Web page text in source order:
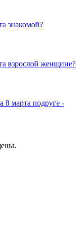
знакомой?
взрослой женщине?
8 марта подруге -